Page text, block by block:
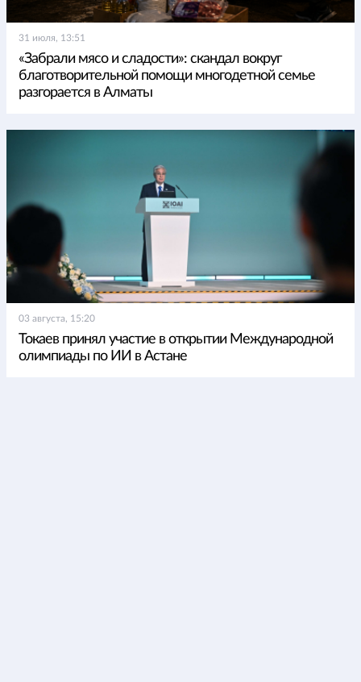
31 июля, 13:51
«Забрали мясо и сладости»: скандал вокруг
благотворительной помощи многодетной семье
разгорается в Алматы
03 августа, 15:20
Токаев принял участие в открытии Международной
олимпиады по ИИ в Астане